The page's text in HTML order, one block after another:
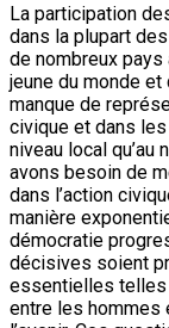
La participation
dans la plupart
de nombreux
jeune du monde
manque de
civique et dans
niveau local qu’au
avons besoin de
dans l’action
manière
démocratie
décisives soient
essentielles telles
entre les